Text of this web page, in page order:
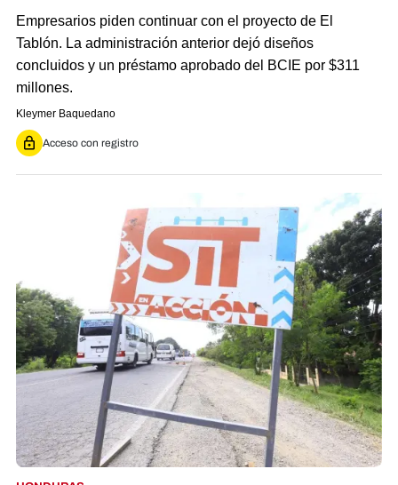
Empresarios piden continuar con el proyecto de El
Tablón. La administración anterior dejó diseños
concluidos y un préstamo aprobado del BCIE por $311
millones.
Kleymer Baquedano
Acceso con registro